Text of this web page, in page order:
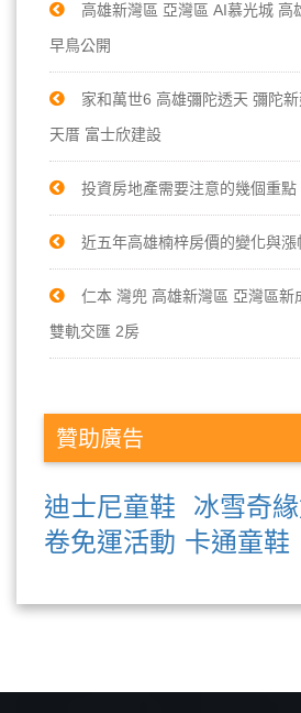
高雄新灣區 亞灣區 AI慕光城 高
早鳥公開
家和萬世6 高雄彌陀透天 彌陀
天厝 富士欣建設
投資房地產需要注意的幾個重點
近五年高雄楠梓房價的變化與漲
仁本 灣兜 高雄新灣區 亞灣區新
雙軌交匯 2房
贊助廣告
迪士尼童鞋 冰雪奇
卷免運活動 卡通童鞋